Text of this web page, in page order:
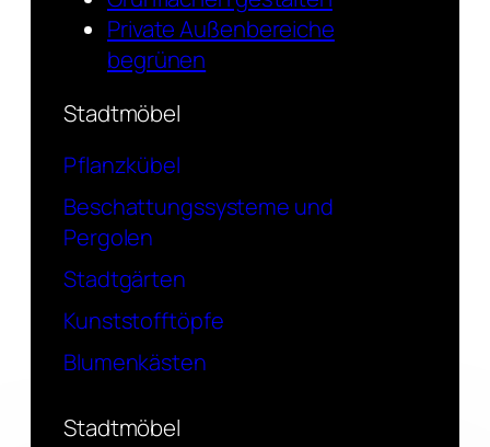
Private Außenbereiche
begrünen
Stadtmöbel
Pflanzkübel
Beschattungssysteme und
Pergolen
Stadtgärten
Kunststofftöpfe
Blumenkästen
Stadtmöbel